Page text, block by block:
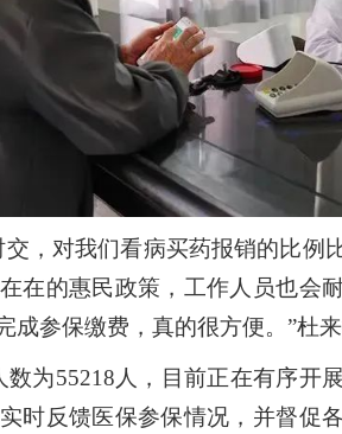
对我们看病买药报销的比例
在的惠民政策，工作人员也会
成参保缴费，真的很方便。”杜
55218人，目前正在有序开
时反馈医保参保情况，并督促